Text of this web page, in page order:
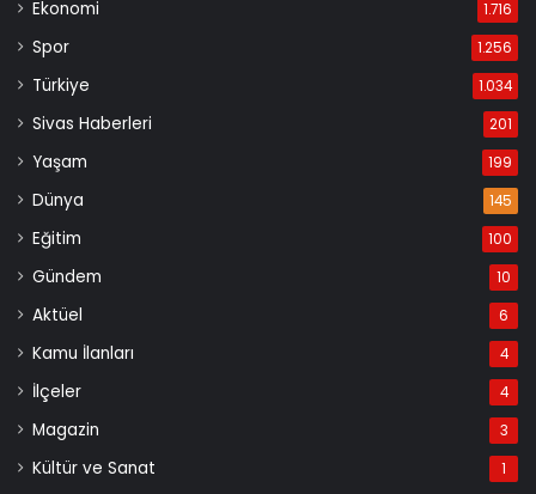
Ekonomi 1.716
Spor 1.256
Türkiye 1.034
Sivas Haberleri 201
Yaşam 199
Dünya 145
Eğitim 100
Gündem 10
Aktüel 6
Kamu İlanları 4
İlçeler 4
Magazin 3
Kültür ve Sanat 1